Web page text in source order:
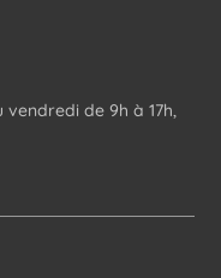
de 9h à 17h,